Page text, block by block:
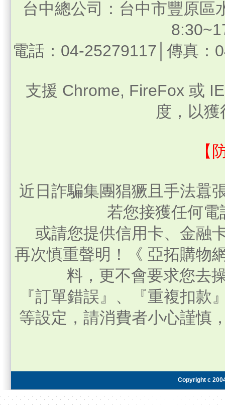
台中總公司：台中市豐原區
電話：04-25279117│傳真
度，以
【
近日詐騙集團猖獗且手法
若您接獲任何
或請您提供信用卡、金融
再次慎重聲明！《 亞拓購
料，更不會要求您去